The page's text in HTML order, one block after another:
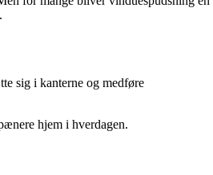
sig i kanterne og medføre
hjem i hverdagen.